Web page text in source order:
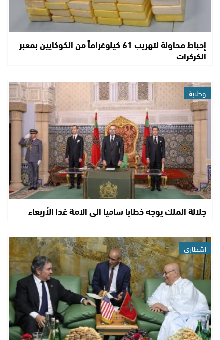
إحباط محاولة لتهريب 61 كيلوغراماً من الكوكايين بمعبر
الكركرات
وطنية
جلالة الملك يوجه خطابا ساميا الى الامة غدا الأربعاء
اشطاري